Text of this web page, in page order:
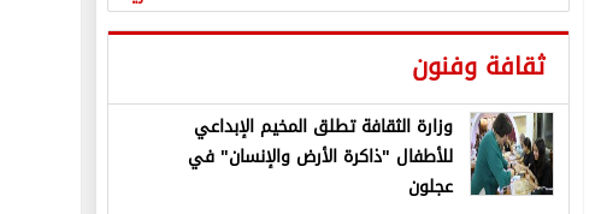
ثقافة وفنون
وزارة الثقافة تطلق المخيم الإبداعي
للأطفال "ذاكرة الأرض والإنسان" في
عجلون